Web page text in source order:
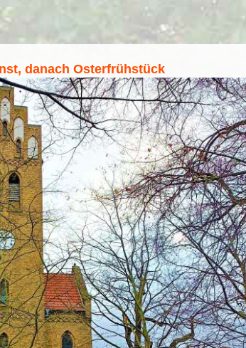
danach Osterfrühstück